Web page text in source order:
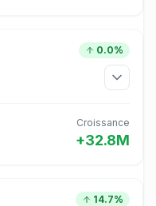
0.0%
Croissance
+32.8M
14.7%